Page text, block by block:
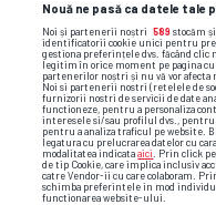
Nouă ne pasă ca datele tale
Noi și partenerii noștri 589 stocăm
identificatorii cookie unici pentru
gestiona preferințele dvs. făcând
legitim în orice moment pe pagina
partenerilor noștri și nu vă vor afecta
Noi si partenerii nostri (retelele de
furnizorii nostri de servicii de date
functioneze, pentru a personaliza
interesele si/sau profilul dvs.,
pentru a analiza traficul pe website.
legatura cu prelucrarea datelor cu
modalitatea indicataaici
. Prin click
de tip Cookie, care implica inclusiv
catre Vendor-ii cu care colaboram. Prin
schimba preferintele in mod
functionarea website-ului.